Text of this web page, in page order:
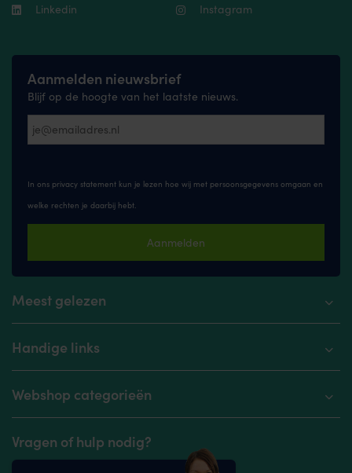
Linkedin Instagram
Aanmelden nieuwsbrief
Blijf op de hoogte van het laatste nieuws.
In ons privacy statement kun je lezen hoe wij met persoonsgegevens omgaan en
welke rechten je daarbij hebt.
Aanmelden
Meest gelezen
Handige links
Webshop categorieën
Vragen of hulp nodig?